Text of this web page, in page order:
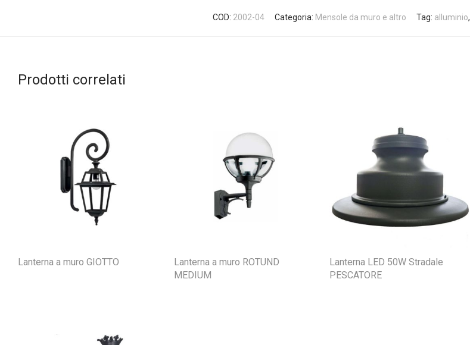
COD: 2002-04 Categoria: Mensole da muro e altro Tag: alluminio,
Prodotti correlati
Lanterna a muro GIOTTO
Lanterna a muro ROTUND
MEDIUM
Lanterna LED 50W Stradale
PESCATORE